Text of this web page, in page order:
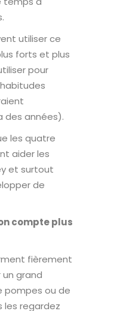
utiliser ce
forts et plus
pour
des années).
les quatre
aider les
et surtout
de
compte plus
fièrement
grand
pompes ou de
les regardez